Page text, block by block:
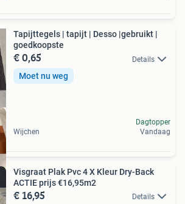
Tapijttegels | tapijt | Desso |gebruikt |
goedkoopste
€ 0,65 Details
Moet nu weg
Wijchen
Dagtopper
Vandaag
Visgraat Plak Pvc 4 X Kleur Dry-Back
ACTIE prijs €16,95m2
€ 16,95 Details